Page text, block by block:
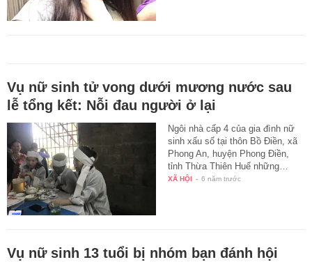
Vụ nữ sinh tử vong dưới mương nước sau
lễ tổng kết: Nỗi đau người ở lại
Ngôi nhà cấp 4 của gia đình nữ
sinh xấu số tại thôn Bồ Điền, xã
Phong An, huyện Phong Điền,
tỉnh Thừa Thiên Huế những…
XÃ HỘI - 6 năm trước
Vụ nữ sinh 13 tuổi bị nhóm bạn đánh hội